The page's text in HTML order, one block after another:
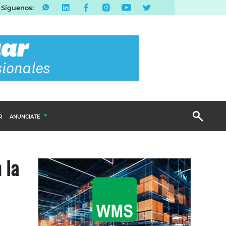
Síguenos:
ANUNCIATE
Email Marketing
Branded Content
Publicidad Revista
la